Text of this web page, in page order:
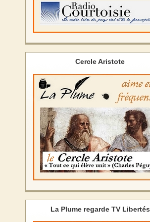
Cercle Aristote
La Plume regarde TV Libertés